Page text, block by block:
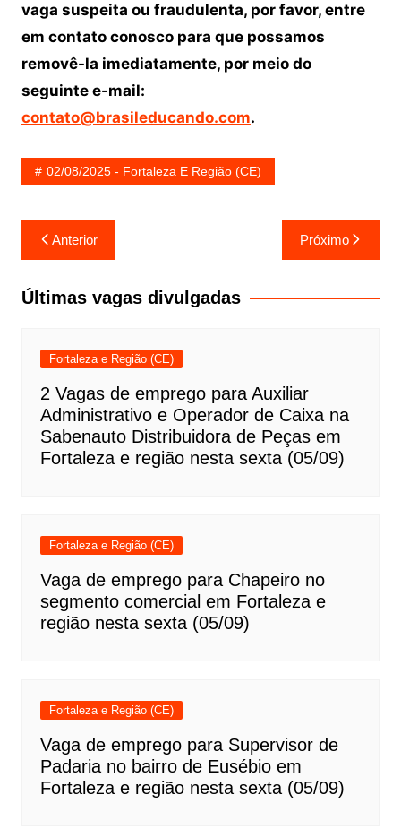
vaga suspeita ou fraudulenta, por favor, entre
em contato conosco para que possamos
removê-la imediatamente, por meio do
seguinte e-mail:
contato@brasileducando.com.
02/08/2025 - Fortaleza E Região (CE)
Navegação
de
Post
Anterior Próximo
Últimas vagas divulgadas
Fortaleza e Região (CE)
2 Vagas de emprego para Auxiliar
Administrativo e Operador de Caixa na
Sabenauto Distribuidora de Peças em
Fortaleza e região nesta sexta (05/09)
Fortaleza e Região (CE)
Vaga de emprego para Chapeiro no
segmento comercial em Fortaleza e
região nesta sexta (05/09)
Fortaleza e Região (CE)
Vaga de emprego para Supervisor de
Padaria no bairro de Eusébio em
Fortaleza e região nesta sexta (05/09)